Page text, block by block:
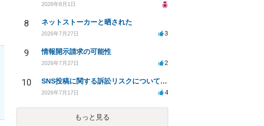
2026年8月1日
8 ネットストーカーと晒された
2026年7月27日 3
9 情報開示請求の可能性
2026年7月27日 2
10 SNS投稿に関する訴訟リスクについての相談
2026年7月17日 4
もっと見る